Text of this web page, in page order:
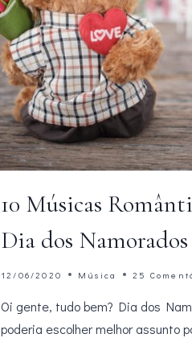
10 Músicas
Dia dos Namorados
12/06/2020 Música 25
Oi gente, tudo bem? Dia dos
poderia escolher melhor assunto